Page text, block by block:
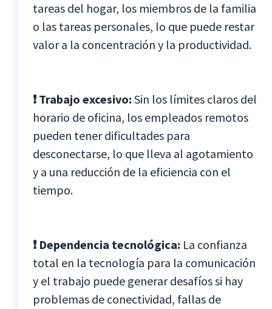
tareas del hogar, los miembros de la familia
o las tareas personales, lo que puede restar
valor a la concentración y la productividad.
❗ Trabajo excesivo: Sin los límites claros del
horario de oficina, los empleados remotos
pueden tener dificultades para
desconectarse, lo que lleva al agotamiento
y a una reducción de la eficiencia con el
tiempo.
❗ Dependencia tecnológica: La confianza
total en la tecnología para la comunicación
y el trabajo puede generar desafíos si hay
problemas de conectividad, fallas de